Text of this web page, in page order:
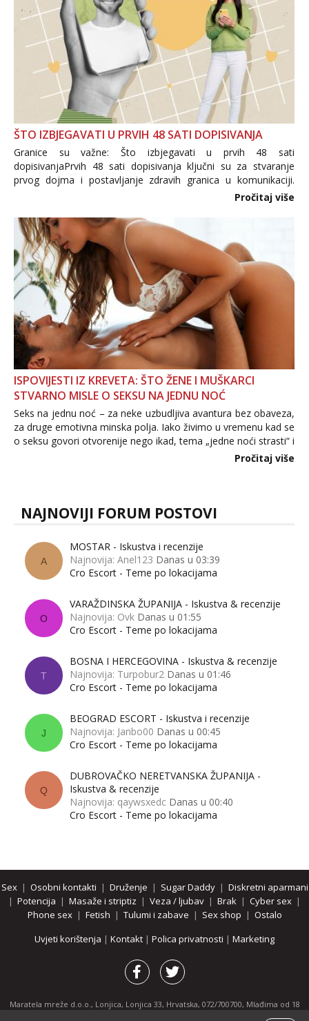
ŠTO IZBJEGAVATI U PRVIH 48 SATI DOPISIVANJA
Granice su važne: Što izbjegavati u prvih 48 sati
dopisivanjaPrvih 48 sati dopisivanja ključni su za stvaranje
prvog dojma i postavljanje zdravih granica u komunikaciji.
Važno je izbjeći prebrzo otkrivanje osobnih ili intimnih
informacija, jer nepoznata osoba još nije zaslužila to
povjerenje. Takođe...
Pročitaj više
ISPOVIJESTI IZ KREVETA: ŠTO ŽENE I MUŠKARCI
STVARNO MISLE O SEKSU NA JEDNU NOĆ
Seks na jednu noć – za neke uzbudljiva avantura bez obaveza,
za druge emotivna minska polja. Iako živimo u vremenu kad se
o seksu govori otvorenije nego ikad, tema „jedne noći strasti“ i
dalje izaziva burne rasprave. Što zapravo misle žene, a što
Pročitaj više
NAJNOVIJI FORUM POSTOVI
A
MOSTAR - Iskustva i recenzije
Najnovija: Anel123 Danas u 03:39
Cro Escort - Teme po lokacijama
O
VARAŽDINSKA ŽUPANIJA - Iskustva & recenzije
Najnovija: Ovk Danas u 01:55
Cro Escort - Teme po lokacijama
T
BOSNA I HERCEGOVINA - Iskustva & recenzije
Najnovija: Turpobur2 Danas u 01:46
Cro Escort - Teme po lokacijama
J
BEOGRAD ESCORT - Iskustva i recenzije
Najnovija: Janbo00 Danas u 00:45
Cro Escort - Teme po lokacijama
Q
DUBROVAČKO NERETVANSKA ŽUPANIJA -
Iskustva & recenzije
Najnovija: qaywsxedc Danas u 00:40
Cro Escort - Teme po lokacijama
Sex| Osobni kontakti | Druženje | Sugar Daddy| Diskretni aparmani
| Potencija | Masaže i striptiz | Veza / ljubav | Brak | Cyber sex |
Phone sex| Fetish | Tulumi i zabave | Sex shop | Ostalo
Uvjeti korištenja | Kontakt | Polica privatnosti | Marketing
Maratela mreže d.o.o., Lonjica, Lonjica 33, Hrvatska, 072/700700, Mlađima od 18
godina zabranjeno je pregledavanje stranice i svih njenih dijelova.